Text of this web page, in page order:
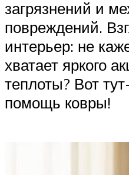
загрязнений и
повреждений.
интерьер: не
хватает яркого
теплоты? Вот
помощь ковры!